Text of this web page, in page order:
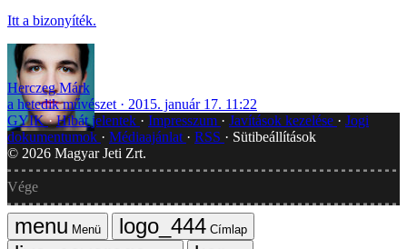
Itt a bizonyíték.
Herczeg Márk
a hetedik művészet
2015. január 17. 11:22
GYIK Hibát jelentek Impresszum Javítások kezelése
Jogi
dokumentumok
Médiaajánlat RSS
Sütibeállítások
© 2026 Magyar Jeti Zrt.
Vége
Menü
Címlap